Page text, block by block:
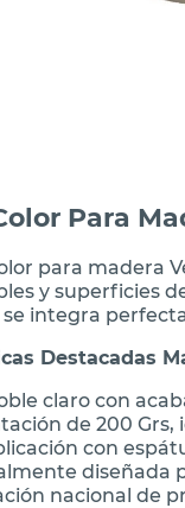
Para
para madera
y superficies
integra
Destacadas
claro con
de 200
con
diseñada
nacional de